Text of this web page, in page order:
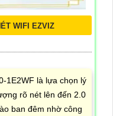
WIFI EZVIZ
1E2WF là lựa chọn lý
rõ nét lên đến 2.0
ban đêm nhờ công